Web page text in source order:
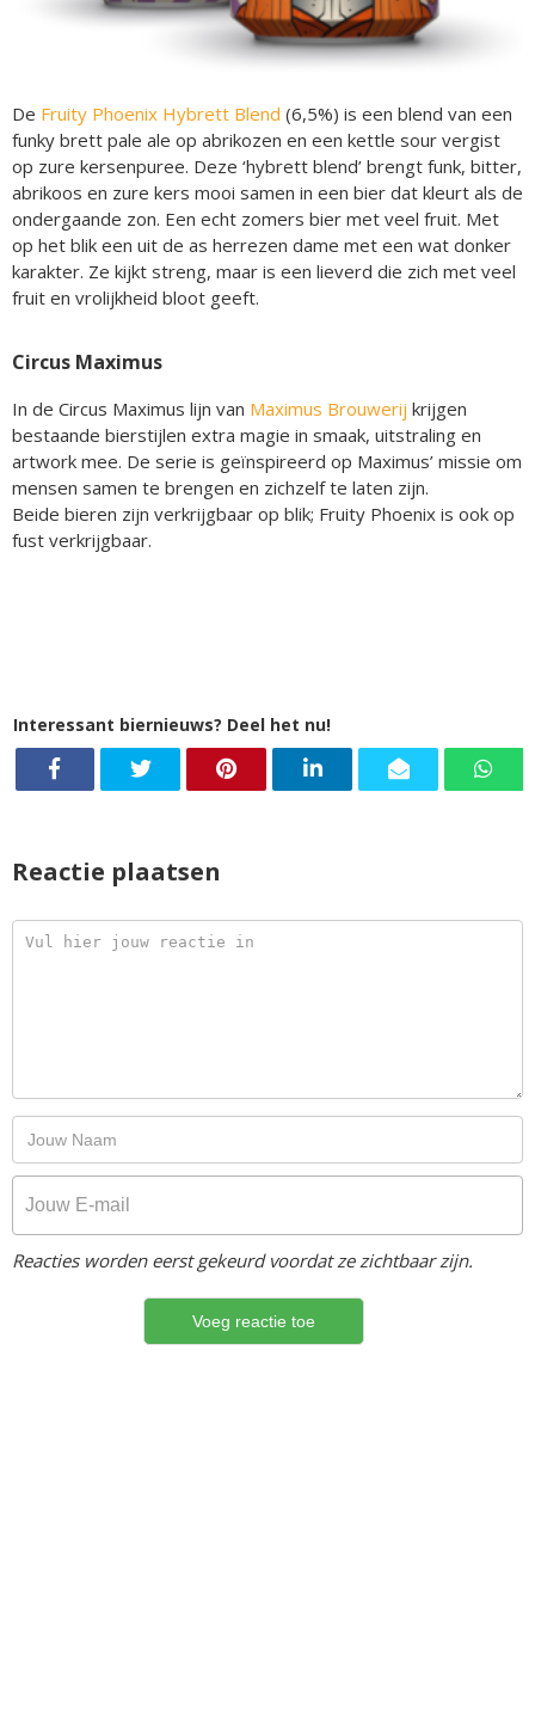
De Fruity Phoenix Hybrett Blend (6,5%) is een blend van een
funky brett pale ale op abrikozen en een kettle sour vergist
op zure kersenpuree. Deze ‘hybrett blend’ brengt funk, bitter,
abrikoos en zure kers mooi samen in een bier dat kleurt als de
ondergaande zon. Een echt zomers bier met veel fruit. Met
op het blik een uit de as herrezen dame met een wat donker
karakter. Ze kijkt streng, maar is een lieverd die zich met veel
fruit en vrolijkheid bloot geeft.
Circus Maximus
In de Circus Maximus lijn van Maximus Brouwerij krijgen
bestaande bierstijlen extra magie in smaak, uitstraling en
artwork mee. De serie is geïnspireerd op Maximus’ missie om
mensen samen te brengen en zichzelf te laten zijn.
Beide bieren zijn verkrijgbaar op blik; Fruity Phoenix is ook op
fust verkrijgbaar.
Interessant biernieuws? Deel het nu!
Reactie plaatsen
Reacties worden eerst gekeurd voordat ze zichtbaar zijn.